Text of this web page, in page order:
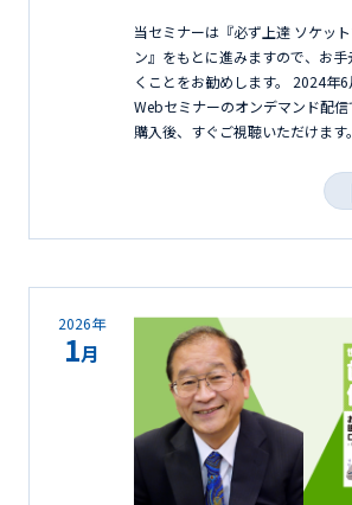
当セミナーは『必ず上達 ソケッ
ン』をもとに進みますので、お
くことをお勧めします。 2024年
Webセミナーのオンデマンド配
購入後、すぐご視聴いただけます。
2026年
1月